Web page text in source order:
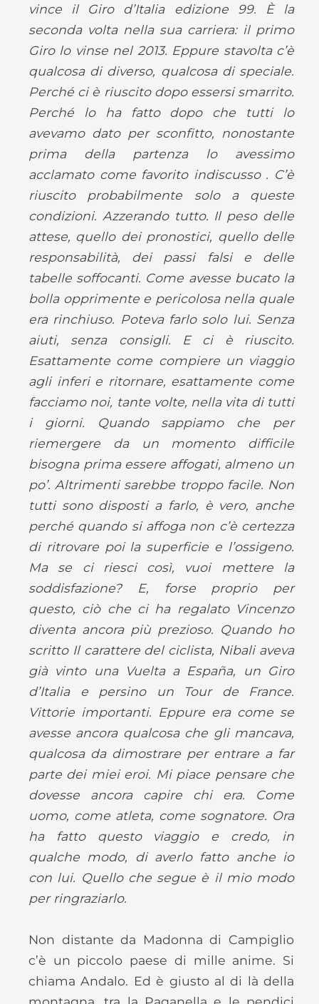
vince il Giro d’Italia edizione 99. È la
seconda volta nella sua carriera: il primo
Giro lo vinse nel 2013. Eppure stavolta c’è
qualcosa di diverso, qualcosa di speciale.
Perché ci è riuscito dopo essersi smarrito.
Perché lo ha fatto dopo che tutti lo
avevamo dato per sconfitto, nonostante
prima della partenza lo avessimo
acclamato come favorito indiscusso . C’è
riuscito probabilmente solo a queste
condizioni. Azzerando tutto. Il peso delle
attese, quello dei pronostici, quello delle
responsabilità, dei passi falsi e delle
tabelle soffocanti. Come avesse bucato la
bolla opprimente e pericolosa nella quale
era rinchiuso. Poteva farlo solo lui. Senza
aiuti, senza consigli. E ci è riuscito.
Esattamente come compiere un viaggio
agli inferi e ritornare, esattamente come
facciamo noi, tante volte, nella vita di tutti
i giorni. Quando sappiamo che per
riemergere da un momento difficile
bisogna prima essere affogati, almeno un
po’. Altrimenti sarebbe troppo facile. Non
tutti sono disposti a farlo, è vero, anche
perché quando si affoga non c’è certezza
di ritrovare poi la superficie e l’ossigeno.
Ma se ci riesci così, vuoi mettere la
soddisfazione? E, forse proprio per
questo, ciò che ci ha regalato Vincenzo
diventa ancora più prezioso. Quando ho
scritto Il carattere del ciclista, Nibali aveva
già vinto una Vuelta a España, un Giro
d’Italia e persino un Tour de France.
Vittorie importanti. Eppure era come se
avesse ancora qualcosa che gli mancava,
qualcosa da dimostrare per entrare a far
parte dei miei eroi. Mi piace pensare che
dovesse ancora capire chi era. Come
uomo, come atleta, come sognatore. Ora
ha fatto questo viaggio e credo, in
qualche modo, di averlo fatto anche io
con lui. Quello che segue è il mio modo
per ringraziarlo.
Non distante da Madonna di Campiglio
c’è un piccolo paese di mille anime. Si
chiama Andalo. Ed è giusto al di là della